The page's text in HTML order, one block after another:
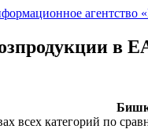
в
всех категорий по